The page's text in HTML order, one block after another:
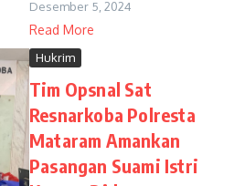
Desember 5, 2024
Read More
Hukrim
Tim Opsnal Sat
Resnarkoba Polresta
Mataram Amankan
Pasangan Suami Istri